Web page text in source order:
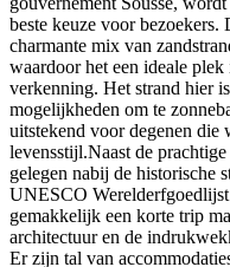
beste keuze voor
charmante mix van
waardoor het een ideale
verkenning. Het strand hier
mogelijkheden om te
uitstekend voor degenen die
levensstijl.Naast de
gelegen nabij de historische
UNESCO
gemakkelijk een korte trip
architectuur en de
Er zijn tal van